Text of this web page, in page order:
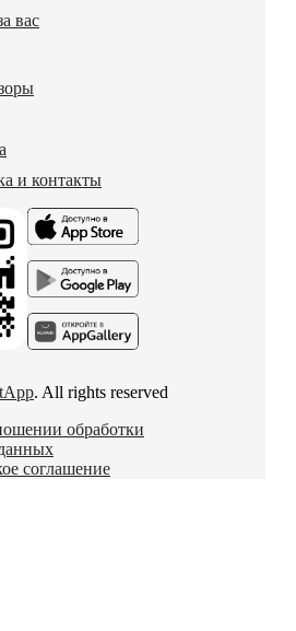
вас
и контакты
. All rights reserved
обработки
соглашение